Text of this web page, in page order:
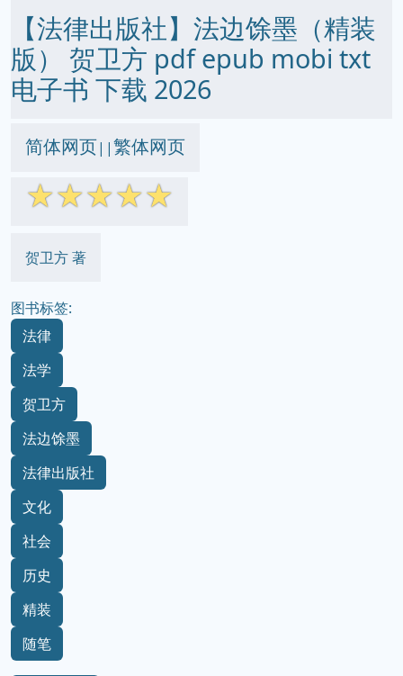
【法律出版社】法边馀墨（精装
版） 贺卫方 pdf epub mobi txt
电子书 下载 2026
简体网页||繁体网页
☆☆☆☆☆
贺卫方 著
图书标签:
法律
法学
贺卫方
法边馀墨
法律出版社
文化
社会
历史
精装
随笔